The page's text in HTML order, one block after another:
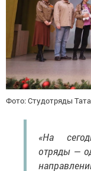
Фото: Студотряды
«На
отряды —